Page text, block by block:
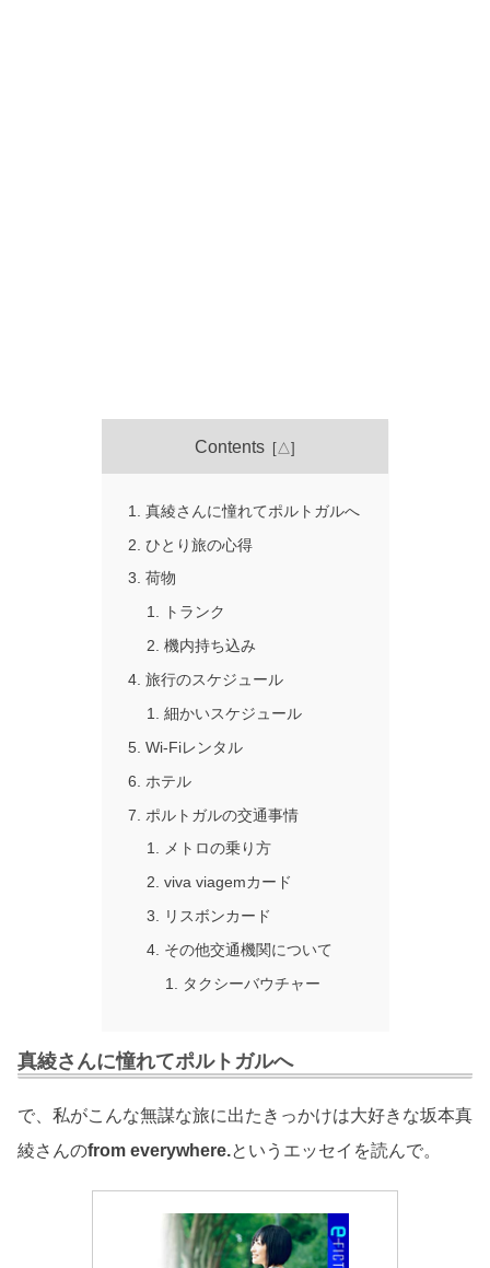
Contents
真綾さんに憧れてポルトガルへ
ひとり旅の心得
荷物
トランク
機内持ち込み
旅行のスケジュール
細かいスケジュール
Wi-Fiレンタル
ホテル
ポルトガルの交通事情
メトロの乗り方
viva viagemカード
リスボンカード
その他交通機関について
タクシーバウチャー
真綾さんに憧れてポルトガルへ
で、私がこんな無謀な旅に出たきっかけは大好きな坂本真
綾さんのfrom everywhere.というエッセイを読んで。